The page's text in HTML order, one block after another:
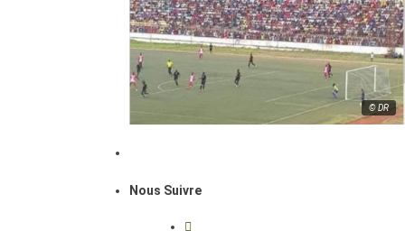
© DR
Nous Suivre